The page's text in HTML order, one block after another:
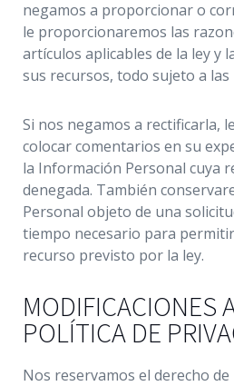
negamos a proporcionar o
le proporcionaremos las
artículos aplicables de la ley y
sus recursos, todo sujeto a las
Si nos negamos a rectificarla,
colocar comentarios en su
la Información Personal cuya
denegada. También
Personal objeto de una
tiempo necesario para
recurso previsto por la ley.
MODIFICACIONES
POLÍTICA DE
Nos reservamos el derecho